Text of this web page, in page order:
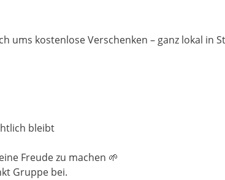
ums kostenlose Verschenken – ganz lokal in
bleibt
Freude zu machen 🌱
Gruppe bei.